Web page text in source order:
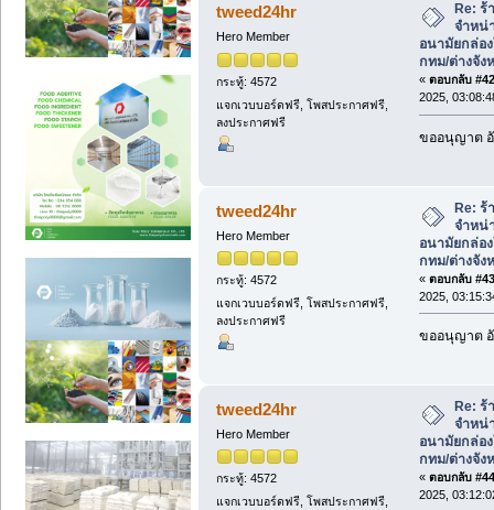
tweed24hr
Hero Member
กระทู้: 4572
แจกเวบบอร์ดฟรี, โพสประกาศฟรี,
ลงประกาศฟรี
Re:
จำหน่
อนามัยกล่อ
กทม/ต่างจัง
« ตอบกลับ
2025,
ขออนุญาต
tweed24hr
Hero Member
กระทู้: 4572
แจกเวบบอร์ดฟรี, โพสประกาศฟรี,
ลงประกาศฟรี
Re: ร้
จำหน่
อนามัยกล่อ
กทม/ต่างจัง
« ตอบกลับ
2025,
ขออนุญาต
tweed24hr
Hero Member
กระทู้: 4572
แจกเวบบอร์ดฟรี, โพสประกาศฟรี,
Re: ร้
จำหน่
อนามัยกล่อ
กทม/ต่างจัง
« ตอบกลับ
2025,